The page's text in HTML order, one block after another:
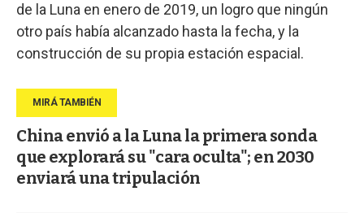
de la Luna en enero de 2019, un logro que ningún
otro país había alcanzado hasta la fecha, y la
construcción de su propia estación espacial.
China envió a la Luna la primera sonda
que explorará su "cara oculta"; en 2030
enviará una tripulación